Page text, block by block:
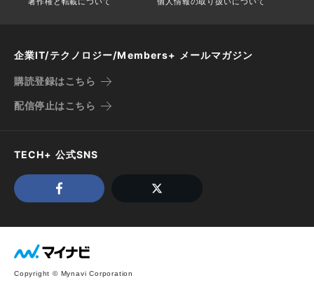
企業IT/テクノロジー/Members+ メールマガジン
購読登録はこちら
配信停止はこちら
TECH+ 公式SNS
Copyright © Mynavi Corporation